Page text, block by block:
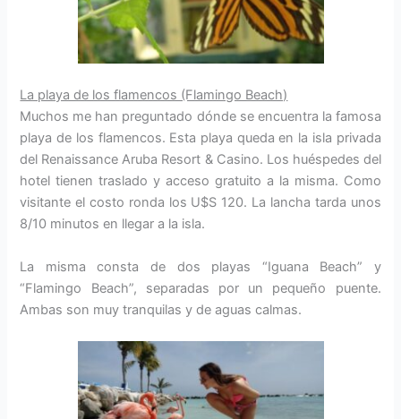
La playa de los flamencos (Flamingo Beach)
Muchos me han preguntado dónde se encuentra la famosa
playa de los flamencos. Esta playa queda en la isla privada
del Renaissance Aruba Resort & Casino. Los huéspedes del
hotel tienen traslado y acceso gratuito a la misma. Como
visitante el costo ronda los U$S 120. La lancha tarda unos
8/10 minutos en llegar a la isla.
La misma consta de dos playas “Iguana Beach” y
“Flamingo Beach”, separadas por un pequeño puente.
Ambas son muy tranquilas y de aguas calmas.